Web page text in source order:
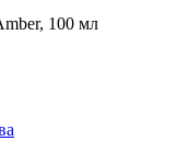
100 мл